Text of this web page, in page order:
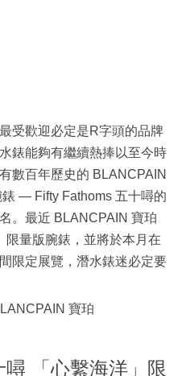
受歡迎必定是R字頭的品牌
錶能夠有繼續熱捧以至今時
數百年歷史的 BLANCPAIN
— Fifty Fathoms 五十噚的
。最近 BLANCPAIN 寶珀
限量版腕錶，並將於本月在
限定展覽，潛水錶迷必定要
寶珀
「心繫海洋」限